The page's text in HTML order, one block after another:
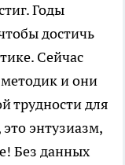
Годы
достичь
Сейчас
и они
трудности для
энтузиазм,
Без данных